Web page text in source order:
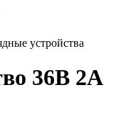
устройства
36В 2А